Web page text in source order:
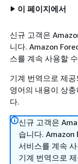
이 페이지에서
신규 고객은
니다. Amazon
스를 계속 사용할
기계 번역으로 제
영어의 내용이 상
다.
신규 고객은
습니다. Amazon
서비스를 계속
기계 번역으로